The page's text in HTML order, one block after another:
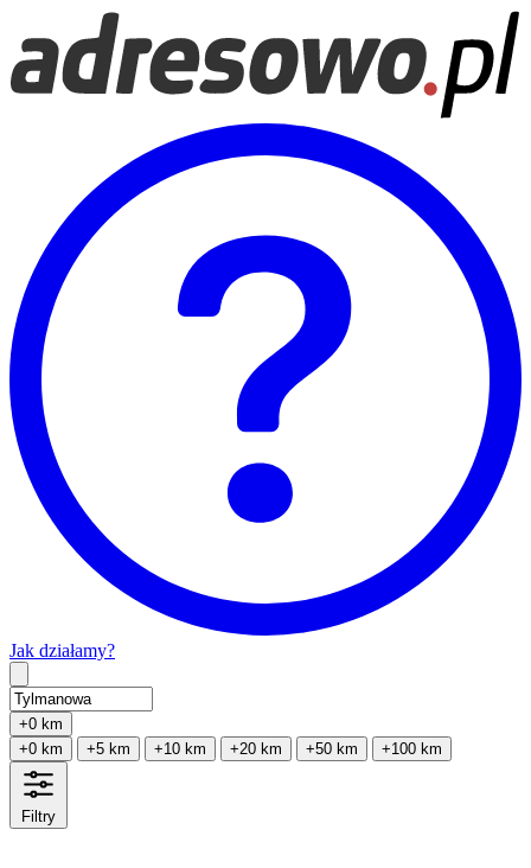
Jak działamy?
+0 km
+0 km
+5 km +10 km +20 km +50 km +100 km
Filtry